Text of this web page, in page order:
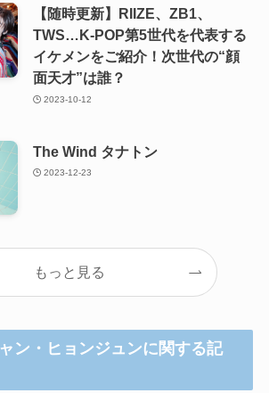
【随時更新】RIIZE、ZB1、
TWS…K-POP第5世代を代表する
イケメンをご紹介！次世代の“顔
面天才”は誰？
2023-10-12
The Wind タナトン
2023-12-23
もっと見る
ン・ヒョンジュンに関する記